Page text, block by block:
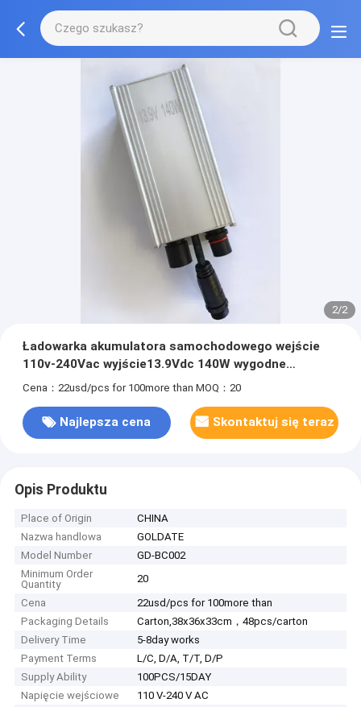
2/2
Ładowarka akumulatora samochodowego wejście
110v-240Vac wyjście13.9Vdc 140W wygodne
ładowarka akumulatora
Cena：22usd/pcs for 100more than MOQ：20
Najlepsza cena Skontaktuj się teraz
Opis Produktu
Place of Origin
CHINA
Nazwa handlowa
GOLDATE
Model Number
GD-BC002
Minimum Order
Quantity
20
Cena
22usd/pcs for 100more than
Packaging Details
Carton,38x36x33cm，48pcs/carton
Delivery Time
5-8day works
Payment Terms
L/C, D/A, T/T, D/P
Supply Ability
100PCS/15DAY
Napięcie wejściowe
110 V-240 V AC